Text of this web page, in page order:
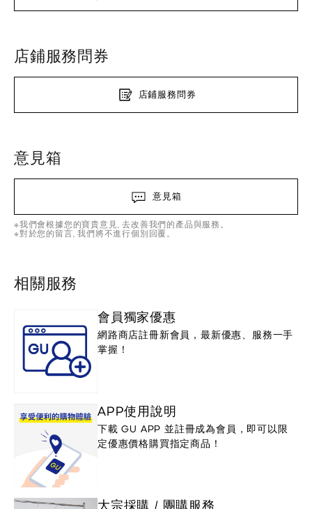
店鋪服務問券
店鋪服務問券
意見箱
意見箱
※我們會根據您的寶貴意見, 去改善我們的產品與服務。
※對於您的留言, 我們將不進行個別回覆。
相關服務
會員獨家優惠
網路商店註冊新會員，最新優惠、服務一手
掌握！
APP使用說明
下載 GU APP 並註冊成為會員，即可以限
定優惠價格購買指定商品！
大宗採購 / 團購服務